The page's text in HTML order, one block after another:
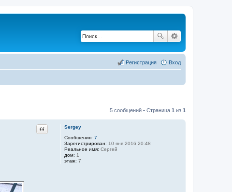
Вход
Регистрация
5 сообщений • Страница 1 из 1
Sergey
Сообщения: 7
Зарегистрирован: 10 янв 2016 20:48
Реальное имя: Сергей
дом: 1
этаж: 7
Цитата